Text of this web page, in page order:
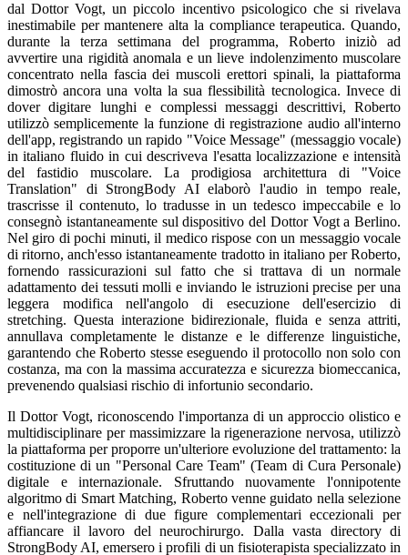
dal Dottor Vogt, un piccolo incentivo psicologico che si rivelava
inestimabile per mantenere alta la compliance terapeutica. Quando,
durante la terza settimana del programma, Roberto iniziò ad
avvertire una rigidità anomala e un lieve indolenzimento muscolare
concentrato nella fascia dei muscoli erettori spinali, la piattaforma
dimostrò ancora una volta la sua flessibilità tecnologica. Invece di
dover digitare lunghi e complessi messaggi descrittivi, Roberto
utilizzò semplicemente la funzione di registrazione audio all'interno
dell'app, registrando un rapido "Voice Message" (messaggio vocale)
in italiano fluido in cui descriveva l'esatta localizzazione e intensità
del fastidio muscolare. La prodigiosa architettura di "Voice
Translation" di StrongBody AI elaborò l'audio in tempo reale,
trascrisse il contenuto, lo tradusse in un tedesco impeccabile e lo
consegnò istantaneamente sul dispositivo del Dottor Vogt a Berlino.
Nel giro di pochi minuti, il medico rispose con un messaggio vocale
di ritorno, anch'esso istantaneamente tradotto in italiano per Roberto,
fornendo rassicurazioni sul fatto che si trattava di un normale
adattamento dei tessuti molli e inviando le istruzioni precise per una
leggera modifica nell'angolo di esecuzione dell'esercizio di
stretching. Questa interazione bidirezionale, fluida e senza attriti,
annullava completamente le distanze e le differenze linguistiche,
garantendo che Roberto stesse eseguendo il protocollo non solo con
costanza, ma con la massima accuratezza e sicurezza biomeccanica,
prevenendo qualsiasi rischio di infortunio secondario.
Il Dottor Vogt, riconoscendo l'importanza di un approccio olistico e
multidisciplinare per massimizzare la rigenerazione nervosa, utilizzò
la piattaforma per proporre un'ulteriore evoluzione del trattamento: la
costituzione di un "Personal Care Team" (Team di Cura Personale)
digitale e internazionale. Sfruttando nuovamente l'onnipotente
algoritmo di Smart Matching, Roberto venne guidato nella selezione
e nell'integrazione di due figure complementari eccezionali per
affiancare il lavoro del neurochirurgo. Dalla vasta directory di
StrongBody AI, emersero i profili di un fisioterapista specializzato in